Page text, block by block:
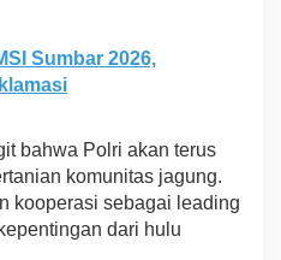
Sumbar 2026,
bahwa Polri akan terus
komunitas jagung.
kooperasi sebagai leading
dari hulu